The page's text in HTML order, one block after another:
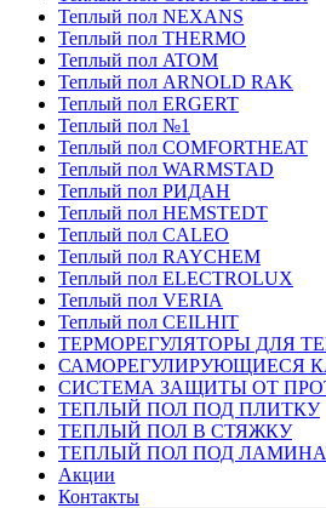
Теплый пол NEXANS
Теплый пол THERMO
Теплый пол ATOM
Теплый пол ARNOLD RAK
Теплый пол ERGERT
Теплый пол №1
Теплый пол COMFORTHEAT
Теплый пол WARMSTAD
Теплый пол РИДАН
Теплый пол HEMSTEDT
Теплый пол CALEO
Теплый пол RAYCHEM
Теплый пол ELECTROLUX
Теплый пол VERIA
Теплый пол CEILHIT
ТЕРМОРЕГУЛЯТОРЫ ДЛЯ
САМОРЕГУЛИРУЮЩИЕСЯ
СИСТЕМА ЗАЩИТЫ ОТ
ТЕПЛЫЙ ПОЛ ПОД ПЛИТКУ
ТЕПЛЫЙ ПОЛ В СТЯЖКУ
ТЕПЛЫЙ ПОЛ ПОД
Акции
Контакты